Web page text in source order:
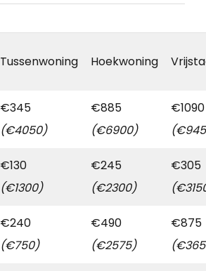
Tussenwoning Hoekwoning
€345
(€4050)
€885
(€6900)
€1090
€130
(€1300)
€245
(€2300)
€305
€240
(€750)
€490
(€2575)
€875